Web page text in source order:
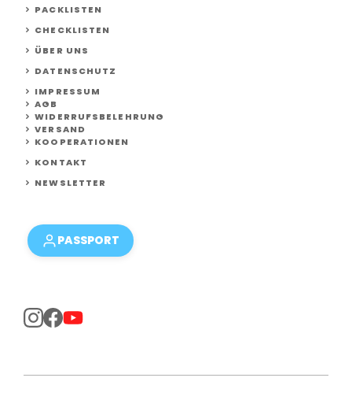
PACKLISTEN
CHECKLISTEN
ÜBER UNS
DATENSCHUTZ
IMPRESSUM
AGB
WIDERRUFSBELEHRUNG
VERSAND
KOOPERATIONEN
KONTAKT
NEWSLETTER
PASSPORT